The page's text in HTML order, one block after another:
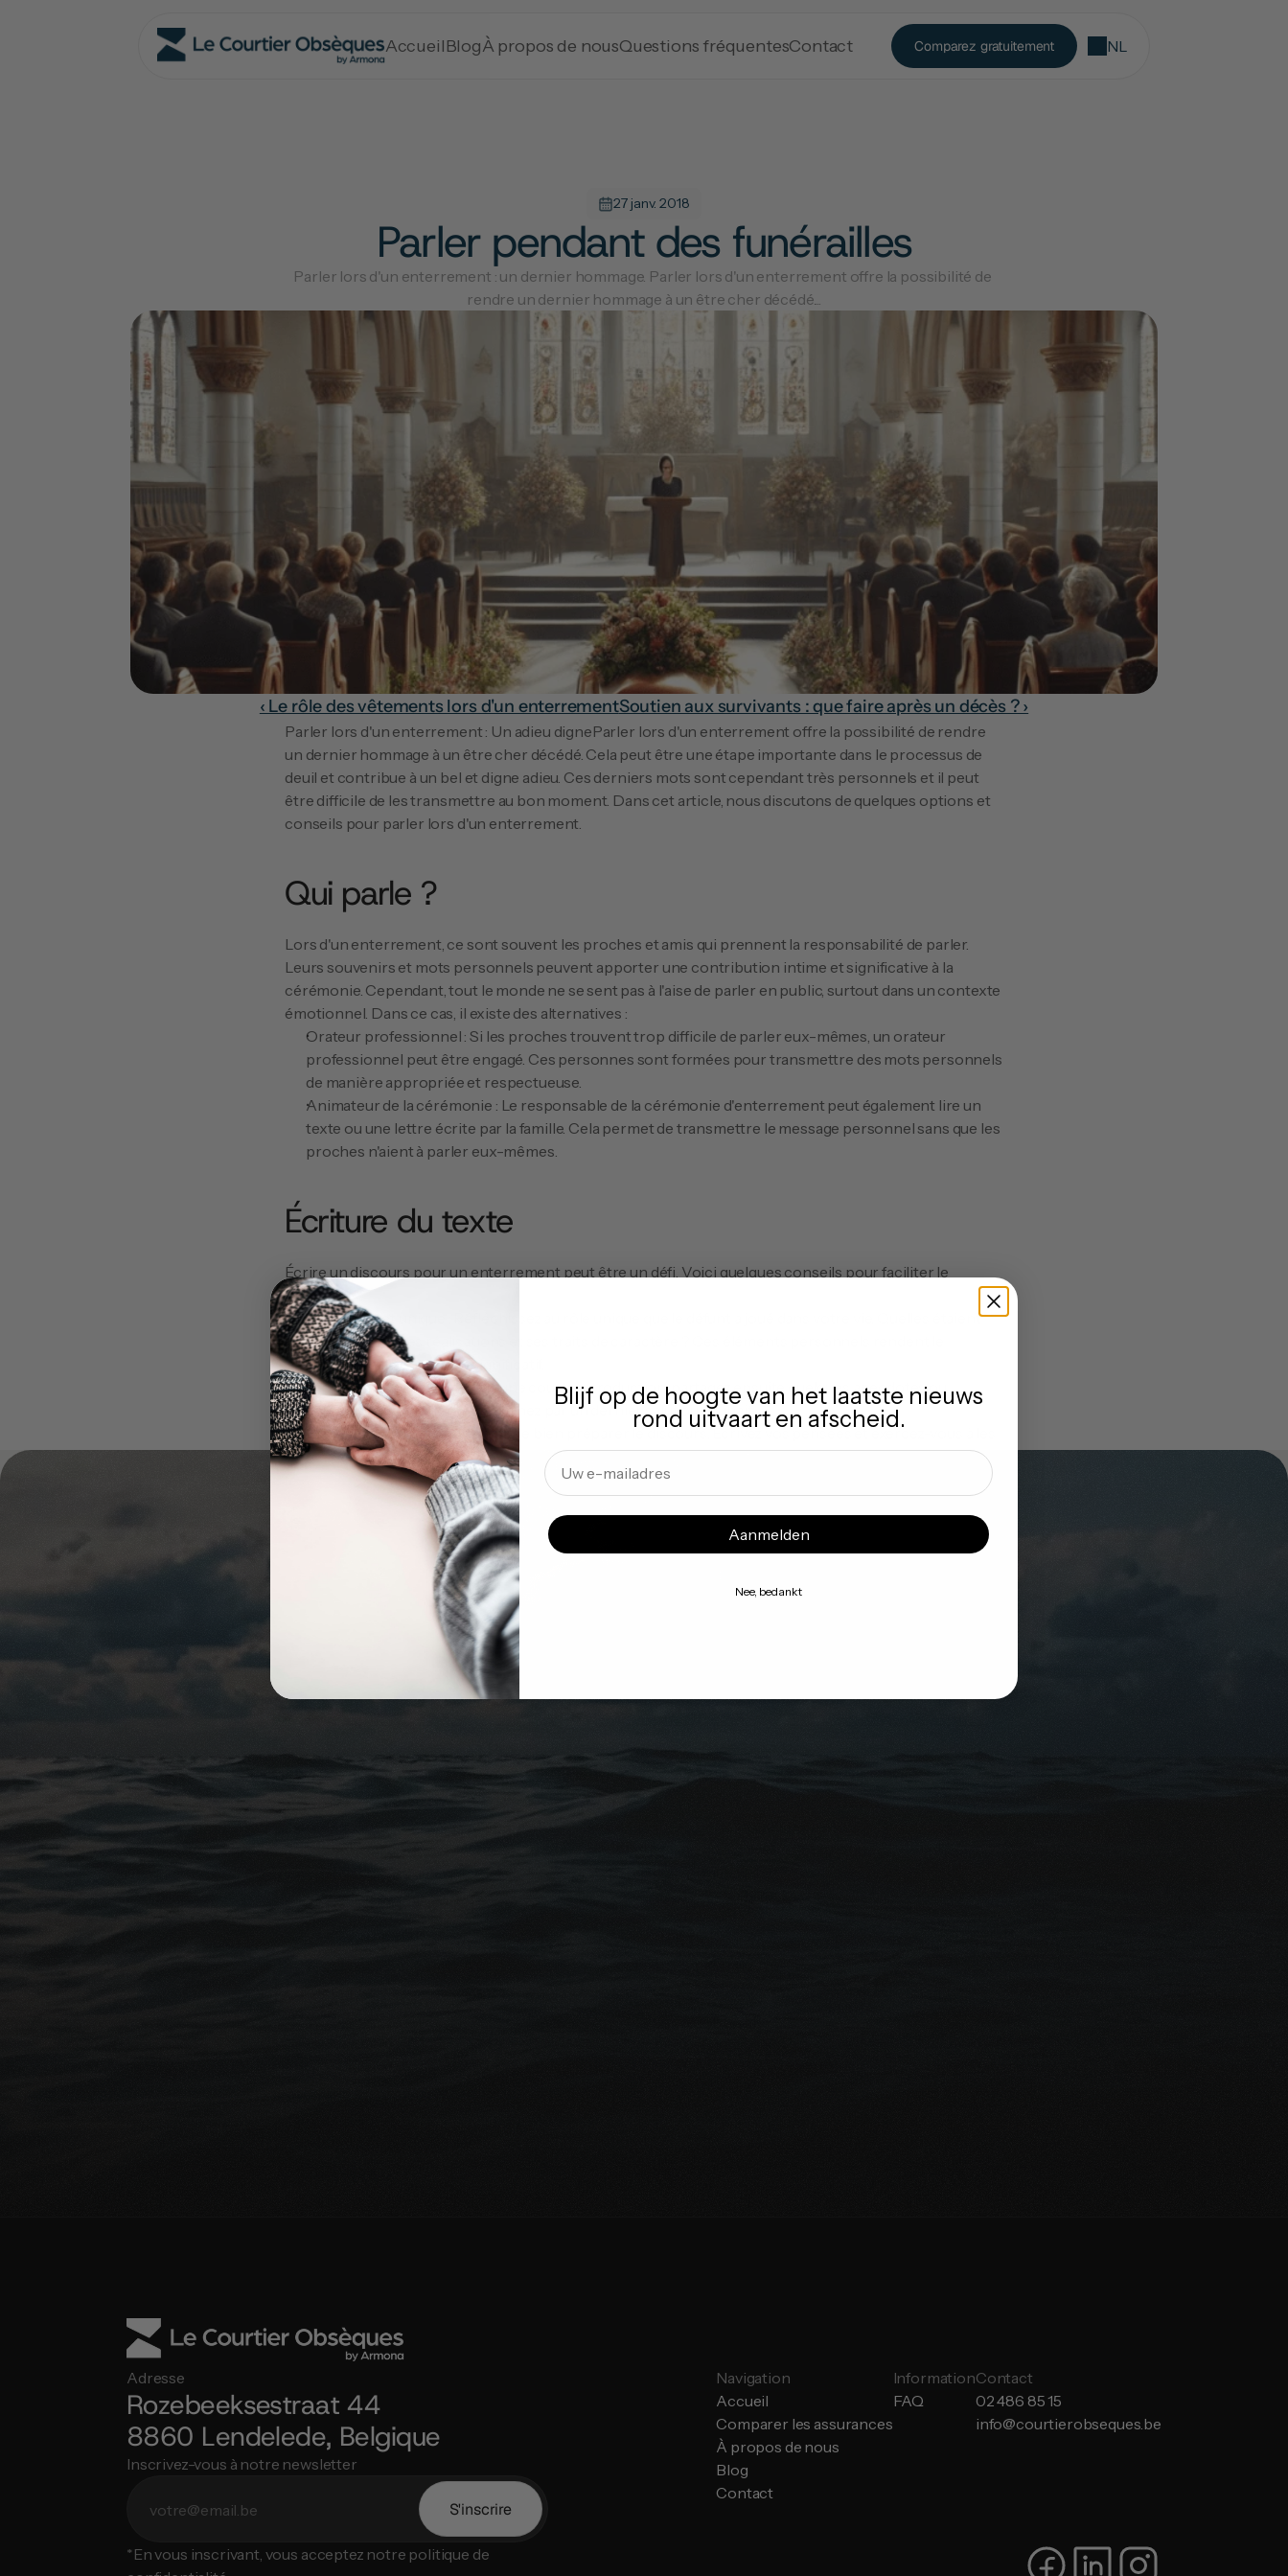
AccueilBlogÀ propos de nousQuestions fréquentesContact Comparez gratuitement NL
27 janv. 2018
Parler pendant des funérailles
Parler lors d'un enterrement : un dernier hommage. Parler lors d'un enterrement offre la possibilité de
rendre un dernier hommage à un être cher décédé....
‹ Le rôle des vêtements lors d'un enterrementSoutien aux survivants : que faire après un décès ? ›
Parler lors d'un enterrement : Un adieu digneParler lors d'un enterrement offre la possibilité de rendre
un dernier hommage à un être cher décédé. Cela peut être une étape importante dans le processus de
deuil et contribue à un bel et digne adieu. Ces derniers mots sont cependant très personnels et il peut
être difficile de les transmettre au bon moment. Dans cet article, nous discutons de quelques options et
conseils pour parler lors d'un enterrement.
Qui parle ?
Lors d'un enterrement, ce sont souvent les proches et amis qui prennent la responsabilité de parler.
Leurs souvenirs et mots personnels peuvent apporter une contribution intime et significative à la
cérémonie. Cependant, tout le monde ne se sent pas à l'aise de parler en public, surtout dans un contexte
émotionnel. Dans ce cas, il existe des alternatives :
Orateur professionnel : Si les proches trouvent trop difficile de parler eux-mêmes, un orateur
professionnel peut être engagé. Ces personnes sont formées pour transmettre des mots personnels
de manière appropriée et respectueuse.
Animateur de la cérémonie : Le responsable de la cérémonie d'enterrement peut également lire un
texte ou une lettre écrite par la famille. Cela permet de transmettre le message personnel sans que les
proches n'aient à parler eux-mêmes.
Écriture du texte
Écrire un discours pour un enterrement peut être un défi. Voici quelques conseils pour faciliter le
processus :
Personnel et unique : Réfléchissez au rôle unique que le défunt a joué dans votre vie. Quelles étaient
ses passions, ses réalisations et ses traits de caractère ? Ces éléments personnels rendent le
discours authentique et significatif.
Structure : Commencez par une courte introduction, partagez ensuite quelques anecdotes ou
souvenirs personnels, et terminez par un dernier salut ou souhait.
Préparation : Prenez le temps de bien préparer le discours. Écrivez vos pensées et exercez-vous à les
prononcer à haute voix. Cela peut aider à apaiser vos nerfs et à vous assurer que votre message est
Moments émotionnels : Il est normal de devenir émotif en parlant. Faites une pause si nécessaire et
prenez un moment pour reprendre vos émotions. Le public appréciera votre sincérité.
Conclusion
Parler lors d'un enterrement est une manière personnelle et significative de dire adieu à un être cher.
Que vous parliez vous-même ou que vous demandiez à quelqu'un d'autre de transmettre vos mots,
l'essentiel est que le message soit authentique et sincère. Prenez le temps de structurer vos pensées et
Adresse
Rozebeeksestraat 44
8860 Lendelede, Belgique
Inscrivez-vous à notre newsletter
S'inscrire
*En vous inscrivant, vous acceptez notre politique de
Navigation
Accueil
Comparer les assurances
À propos de nous
Blog
Contact
Information
FAQ
Contact
02 486 85 15
info@courtierobseques.be
Blijf op de hoogte van het laatste nieuws
rond uitvaart en afscheid.
Email
Aanmelden
Nee, bedankt